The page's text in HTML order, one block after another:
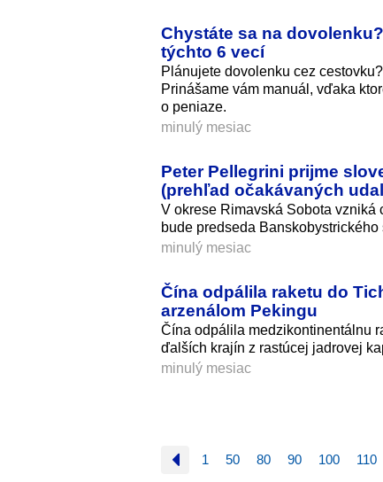
Chystáte sa na
týchto 6 vecí
Plánujete dovolenku cez
Prinášame vám manuál, vďaka
o peniaze.
minulý mesiac
Peter Pellegrini prijme
(prehľad očakávaných
V okrese Rimavská Sobota vzniká
bude predseda
minulý mesiac
Čína odpálila raketu do
arzenálom Pekingu
Čína odpálila medzikontinentálnu
ďalších krajín z rastúcej jadrovej
minulý mesiac
1 50 80 90 100 110